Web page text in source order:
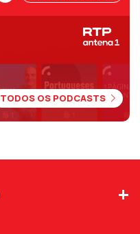
TODOS OS PODCASTS
+